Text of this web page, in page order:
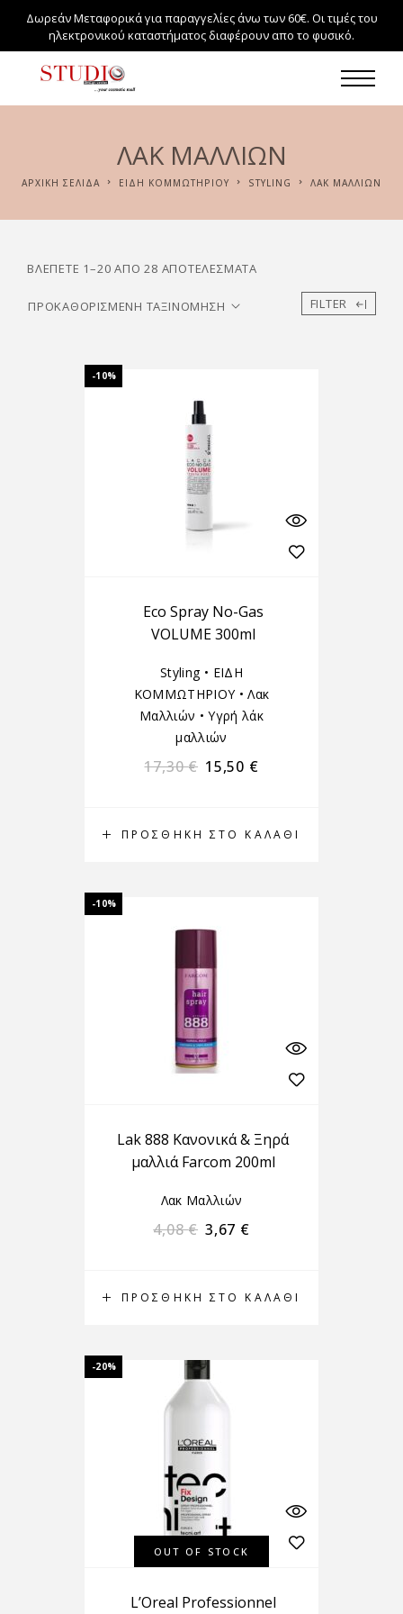
Δωρεάν Μεταφορικά για παραγγελίες άνω των 60€. Οι τιμές του
ηλεκτρονικού καταστήματος διαφέρουν απο το φυσικό.
ΛΑΚ ΜΑΛΛΙΏΝ
ΑΡΧΙΚΉ ΣΕΛΊΔΑ ΕΙΔΗ ΚΟΜΜΩΤΗΡΙΟΥ STYLING ΛΑΚ ΜΑΛΛΙΏΝ
ΒΛΈΠΕΤΕ 1–20 ΑΠΌ 28 ΑΠΟΤΕΛΈΣΜΑΤΑ
FILTER
-10%
ΠΡΟΣΘΉΚΗ ΣΤΟ ΚΑΛΆΘΙ
Eco Spray No-Gas
VOLUME 300ml
Styling• ΕΙΔΗ
ΚΟΜΜΩΤΗΡΙΟΥ•Λακ
Μαλλιών •Υγρή λάκ
μαλλιών
17,30€ 15,50 €
-10%
ΠΡΟΣΘΉΚΗ ΣΤΟ ΚΑΛΆΘΙ
Lak 888 Κανονικά & Ξηρά
μαλλιά Farcom 200ml
Λακ Μαλλιών
4,08€ 3,67 €
-20%
OUT OF STOCK
L’Oreal Professionnel